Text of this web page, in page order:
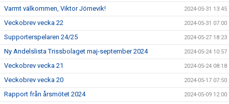
Varmt välkommen, Viktor Jörnevik! 2024-05-31 13:45
Veckobrev vecka 22 2024-05-31 07:00
Supporterspelaren 24/25 2024-05-27 18:23
Ny Andelslista Trissbolaget maj-september 2024 2024-05-24 10:57
Veckobrev vecka 21 2024-05-24 08:18
Veckobrev vecka 20 2024-05-17 07:50
Rapport från årsmötet 2024 2024-05-09 12:00